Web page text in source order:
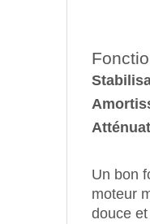
Un bon
moteur
douce